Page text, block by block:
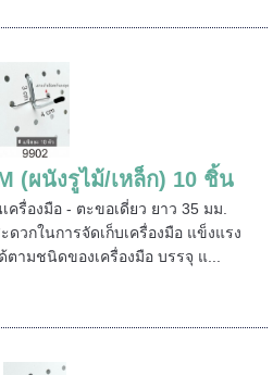
(ผนังรูไม้/เหล็ก) 10 ชิ้น
รื่องมือ - ตะขอเดี่ยว ยาว 35 มม.
วกในการจัดเก็บเครื่องมือ แข็งแรง
ามชนิดของเครื่องมือ บรรจุ แ...